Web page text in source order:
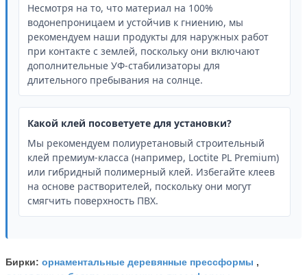
Несмотря на то, что материал на 100%
водонепроницаем и устойчив к гниению, мы
рекомендуем наши продукты для наружных работ
при контакте с землей, поскольку они включают
дополнительные УФ-стабилизаторы для
длительного пребывания на солнце.
Какой клей посоветуете для установки?
Мы рекомендуем полиуретановый строительный
клей премиум-класса (например, Loctite PL Premium)
или гибридный полимерный клей. Избегайте клеев
на основе растворителей, поскольку они могут
смягчить поверхность ПВХ.
Бирки: орнаментальные деревянные прессформы ,